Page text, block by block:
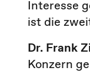
Interesse
ist die
Dr. Frank
Konzern